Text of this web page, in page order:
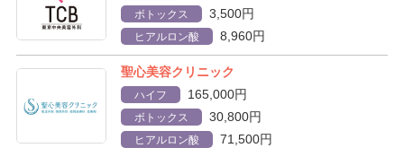
ボトックス 3,500円
ヒアルロン酸 8,960円
聖心美容クリニック
ハイフ 165,000円
ボトックス 30,800円
ヒアルロン酸 71,500円